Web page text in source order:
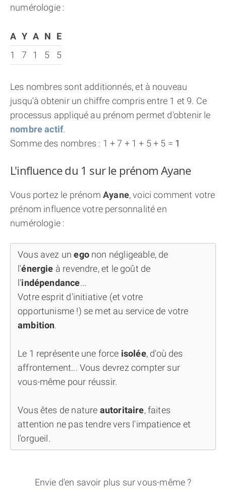
numérologie :
A Y A N
E
1
7 1 5 5
Les nombres sont additionnés, et à nouveau
jusqu'à obtenir un chiffre compris entre 1 et 9. Ce
processus appliqué au prénom permet d'obtenir le
nombre actif.
Somme des nombres : 1 + 7 + 1 + 5 + 5 = 1
L'influence du 1 sur le prénom Ayane
Vous portez le prénom Ayane, voici comment votre
prénom influence votre personnalité en
numérologie :
Vous avez un ego non négligeable, de
l'énergie à revendre, et le goût de
l'indépendance...
Votre esprit d'initiative (et votre
opportunisme !) se met au service de votre
ambition.
Le 1 représente une force isolée, d'où des
affrontement... Vous devrez compter sur
vous-même pour réussir.
Vous êtes de nature autoritaire, faites
attention ne pas tendre vers l'impatience et
l'orgueil.
Envie d'en savoir plus sur vous-même ?